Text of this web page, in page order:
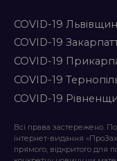
COVID-19
COVID-19
COVID-19
COVID-19
COVID-19
Всі права застережено.
інтернет-видання
прямого, відкритого для